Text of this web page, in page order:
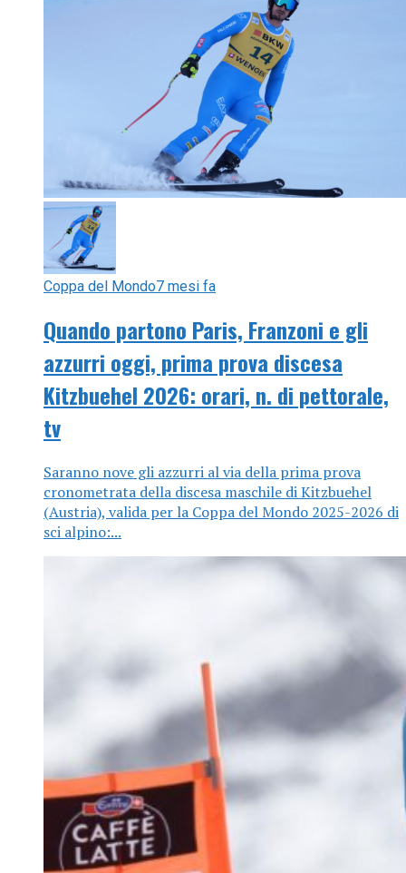
Coppa del Mondo7 mesi fa
Quando partono Paris, Franzoni e gli
azzurri oggi, prima prova discesa
Kitzbuehel 2026: orari, n. di pettorale,
tv
Saranno nove gli azzurri al via della prima prova
cronometrata della discesa maschile di Kitzbuehel
(Austria), valida per la Coppa del Mondo 2025-2026 di
sci alpino:...